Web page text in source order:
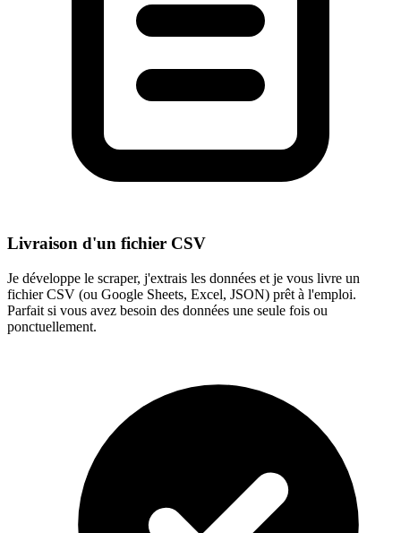
Livraison d'un fichier CSV
Je développe le scraper, j'extrais les données et je vous livre un
fichier CSV (ou Google Sheets, Excel, JSON) prêt à l'emploi.
Parfait si vous avez besoin des données une seule fois ou
ponctuellement.